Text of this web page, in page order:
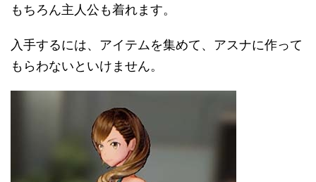
もちろん主人公も着れます。
入手するには、アイテムを集めて、アスナに作って
もらわないといけません。